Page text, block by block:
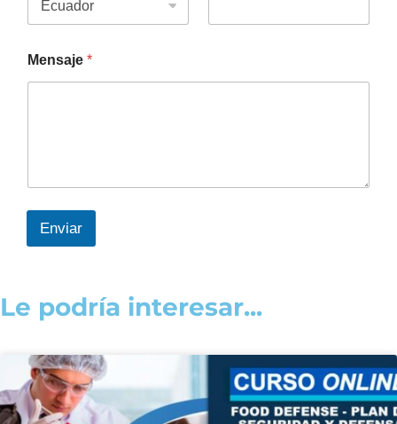
Mensaje *
Enviar
Le podría interesar...